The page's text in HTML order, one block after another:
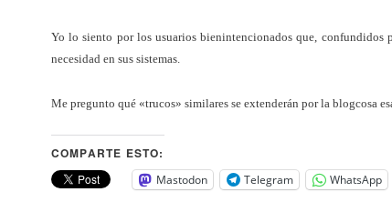
Yo lo siento por los usuarios bienintencionados que, confundidos
necesidad en sus sistemas.
Me pregunto qué «trucos» similares se extenderán por la blogcosa
COMPARTE ESTO:
Mastodon Telegram WhatsApp